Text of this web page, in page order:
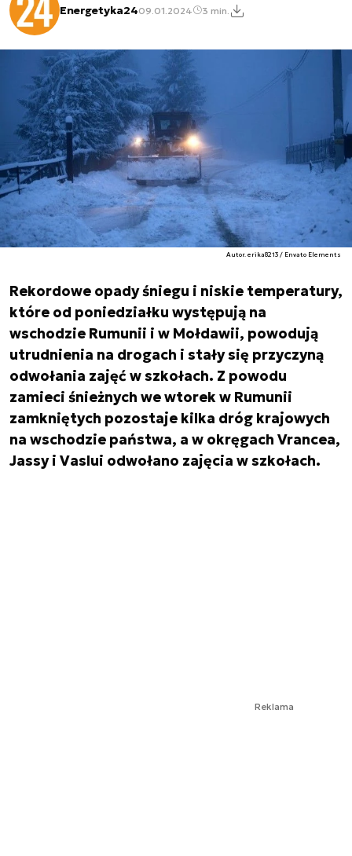
Energetyka2409.01.2024 3 min.
Autor. erika8213 / Envato Elements
Rekordowe opady śniegu i niskie temperatury,
które od poniedziałku występują na
wschodzie Rumunii i w Mołdawii, powodują
utrudnienia na drogach i stały się przyczyną
odwołania zajęć w szkołach. Z powodu
zamieci śnieżnych we wtorek w Rumunii
zamkniętych pozostaje kilka dróg krajowych
na wschodzie państwa, a w okręgach Vrancea,
Jassy i Vaslui odwołano zajęcia w szkołach.
Reklama